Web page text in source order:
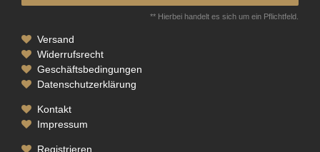
** Hierbei handelt es sich um ein Pflichtfeld.
Versand
Widerrufsrecht
Geschäftsbedingungen
Datenschutzerklärung
Kontakt
Impressum
Registrieren